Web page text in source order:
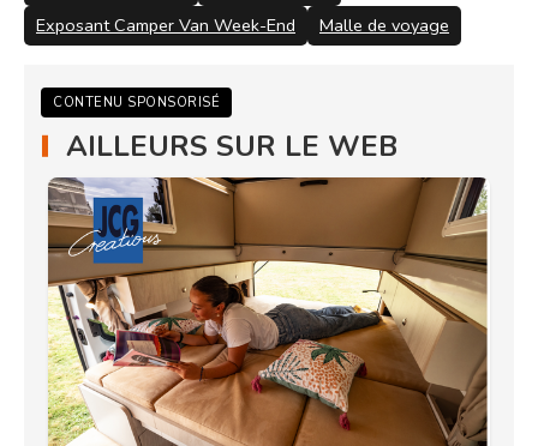
Exposant Camper Van Week-End
Malle de voyage
CONTENU SPONSORISÉ
AILLEURS SUR LE WEB